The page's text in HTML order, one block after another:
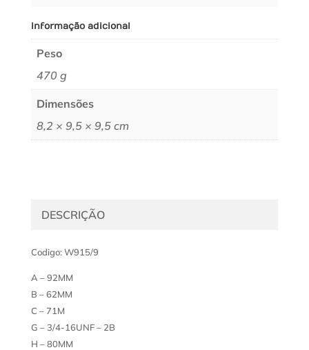
Informação adicional
Peso
470 g
Dimensões
8,2 × 9,5 × 9,5 cm
DESCRIÇÃO
Codigo: W915/9
A – 92MM
B – 62MM
C – 71M
G – 3/4-16UNF – 2B
H – 80MM